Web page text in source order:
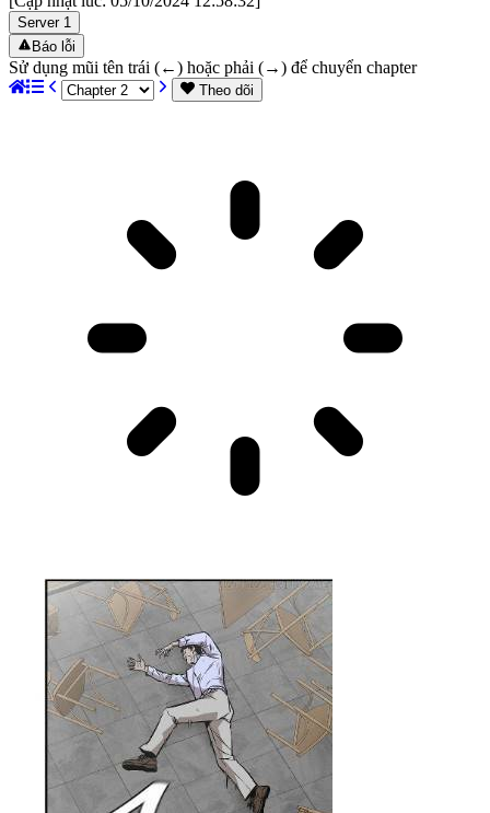
Server 1
Báo lỗi
Sử dụng mũi tên trái (←) hoặc phải (→) để chuyển chapter
Theo dõi